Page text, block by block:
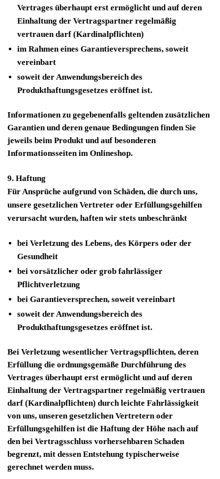
Vertrages überhaupt erst ermöglicht und auf deren
Einhaltung der Vertragspartner regelmäßig
vertrauen darf (Kardinalpflichten)
im Rahmen eines Garantieversprechens, soweit
vereinbart
soweit der Anwendungsbereich des
Produkthaftungsgesetzes eröffnet ist.
Informationen zu gegebenenfalls geltenden zusätzlichen
Garantien und deren genaue Bedingungen finden Sie
jeweils beim Produkt und auf besonderen
Informationsseiten im Onlineshop.
9. Haftung
Für Ansprüche aufgrund von Schäden, die durch uns,
unsere gesetzlichen Vertreter oder Erfüllungsgehilfen
verursacht wurden, haften wir stets unbeschränkt
bei Verletzung des Lebens, des Körpers oder der
Gesundheit
bei vorsätzlicher oder grob fahrlässiger
Pflichtverletzung
bei Garantieversprechen, soweit vereinbart
soweit der Anwendungsbereich des
Produkthaftungsgesetzes eröffnet ist.
Bei Verletzung wesentlicher Vertragspflichten, deren
Erfüllung die ordnungsgemäße Durchführung des
Vertrages überhaupt erst ermöglicht und auf deren
Einhaltung der Vertragspartner regelmäßig vertrauen
darf (Kardinalpflichten) durch leichte Fahrlässigkeit
von uns, unseren gesetzlichen Vertretern oder
Erfüllungsgehilfen ist die Haftung der Höhe nach auf
den bei Vertragsschluss vorhersehbaren Schaden
begrenzt, mit dessen Entstehung typischerweise
gerechnet werden muss.